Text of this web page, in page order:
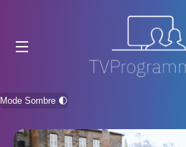
Mode Sombre 🌓